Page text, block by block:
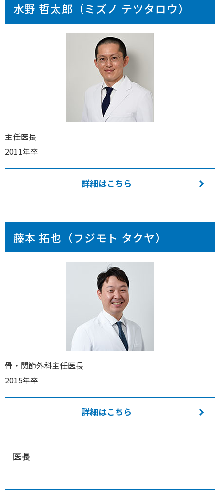
水野 哲太郎（ミズノ テツタロウ）
主任医長
2011年卒
詳細はこちら
藤本 拓也（フジモト タクヤ）
骨・関節外科主任医長
2015年卒
詳細はこちら
医長